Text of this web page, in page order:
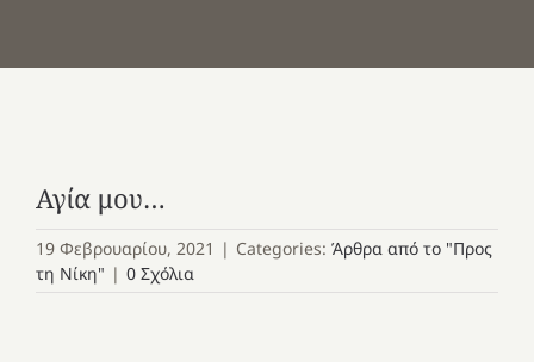
Αγία μου…
19 Φεβρουαρίου, 2021 | Categories: Άρθρα από το "Προς
τη Νίκη" | 0 Σχόλια